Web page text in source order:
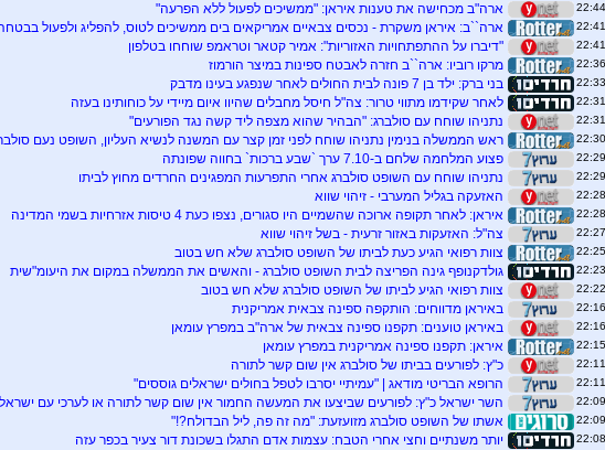
ארה"ב מכחישה את טענות איראן: "ממשיכים לפעול ללא הפרעה"
ארה``ב: איראן משקרת - נכסים צבאיים אמריקאים בים ממשיכים לטוס, להפליג ולפעול
"דיברו על ההתפתחויות האזוריות": אמיר קטאר וטראמפ שוחחו בטלפון
מרקו רוביו: ארה``ב חזרה לאבטח ספינות במיצר הורמוז
בני ברק: ילד בן 7 פונה לבית החולים לאחר שנפגע בעינו מדבק
לאחר שקידמו מתווי טרור: צה"ל חיסל מחבלים שהיוו איום מיידי על כוחותינו בעזה
נתניהו שוחח עם סולברג: "הבהיר שהוא מצפה ליד קשה נגד הפורעים"
ראש הממשלה בנימין נתניהו שוחח לפני זמן קצר עם המשנה לנשיא העליון, השופט נעם
פצוע המלחמה שלחם ב-7.10 ערך `שבע ברכות` בחווה שפונתה
נתניהו שוחח עם השופט סולברג אחרי התפרעות המפגינים החרדים מחוץ לביתו
האזעקה בגליל המערבי - זיהוי שווא
איראן: לאחר תקופה ארוכה שהשמיים היו סגורים, נצפו כעת 4 טיסות אזרחיות בשמי המדינה
צה"ל: האזעקות באזור זרעית - בשל זיהוי שווא
צוות רפואי הגיע כעת לביתו של השופט סולברג שלא חש בטוב
גולדקנופף גינה הפריצה לבית השופט סולברג - והאשים את הממשלה במקום את היעומ"שית
צוות רפואי הגיע לביתו של השופט סולברג שלא חש בטוב
באיראן מדווחים: הותקפה ספינה צבאית אמריקנית
באיראן טוענים: תקפנו ספינה צבאית של ארה"ב במפרץ עומאן
‏איראן: תקפנו ספינה אמריקנית במפרץ עומאן
כ"ץ: לפורעים בביתו של סולברג אין שום קשר לתורה
הרופא הבריטי מודאג | "עמיתיי יסרבו לטפל בחולים ישראלים גוססים"
השר ישראל כ"ץ: לפורעים שביצעו את המעשה החמור אין שום קשר לתורה או לערכי עם ישראל
אשתו של השופט סולברג מזועזעת: "מה זה פה, ליל הבדולח?!"
יותר משנתיים וחצי אחרי הטבח: עצמות אדם התגלו בשכונת דור צעיר בכפר עזה